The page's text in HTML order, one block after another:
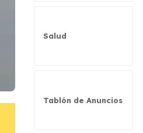
Salud
Tablón de Anuncios